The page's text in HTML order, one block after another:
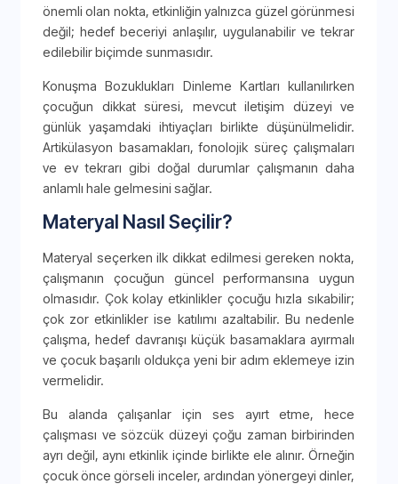
önemli olan nokta, etkinliğin yalnızca güzel görünmesi
değil; hedef beceriyi anlaşılır, uygulanabilir ve tekrar
edilebilir biçimde sunmasıdır.
Konuşma Bozuklukları Dinleme Kartları kullanılırken
çocuğun dikkat süresi, mevcut iletişim düzeyi ve
günlük yaşamdaki ihtiyaçları birlikte düşünülmelidir.
Artikülasyon basamakları, fonolojik süreç çalışmaları
ve ev tekrarı gibi doğal durumlar çalışmanın daha
anlamlı hale gelmesini sağlar.
Materyal Nasıl Seçilir?
Materyal seçerken ilk dikkat edilmesi gereken nokta,
çalışmanın çocuğun güncel performansına uygun
olmasıdır. Çok kolay etkinlikler çocuğu hızla sıkabilir;
çok zor etkinlikler ise katılımı azaltabilir. Bu nedenle
çalışma, hedef davranışı küçük basamaklara ayırmalı
ve çocuk başarılı oldukça yeni bir adım eklemeye izin
vermelidir.
Bu alanda çalışanlar için ses ayırt etme, hece
çalışması ve sözcük düzeyi çoğu zaman birbirinden
ayrı değil, aynı etkinlik içinde birlikte ele alınır. Örneğin
çocuk önce görseli inceler, ardından yönergeyi dinler,